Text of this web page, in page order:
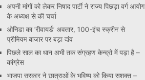
अपनी मांगों को लेकर निषाद पार्टी ने राज्य पिछड़ा वर्ग आयोग
के अध्यक्ष से की चर्चा
ओनिडा का ‘रीवायर्ड’ अवतार, 100-इंच स्क्रीन से
प्रीमियम बाजार पर बड़ा दांव
पिछले साल का धान अभी तक संग्रहण केन्द्रो में पड़ा है –
कांग्रेस
भाजपा सरकार ने छात्राओं के भविष्य को किया सशक्त –